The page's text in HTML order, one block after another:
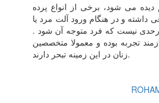
دیده می شود، برخی از انواع پرده
داشته و در هنگام ورود آلت مرد یا
نیست که فرد متوجه آن شود .
تجربه بوده و معمولا متخصصین
زنان در این زمینه تبحر دارند.